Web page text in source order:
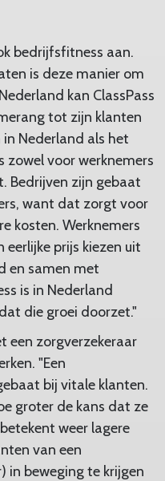
bedrijfsfitness aan.
is deze manier om
kan ClassPass
tot zijn klanten
in Nederland als het
voor werknemers
Bedrijven zijn gebaat
want dat zorgt voor
kosten. Werknemers
eerlijke prijs kiezen uit
en samen met
is in Nederland
die groei doorzet."
een zorgverzekeraar
"Een
bij vitale klanten.
groter de kans dat ze
weer lagere
van een
in beweging te krijgen